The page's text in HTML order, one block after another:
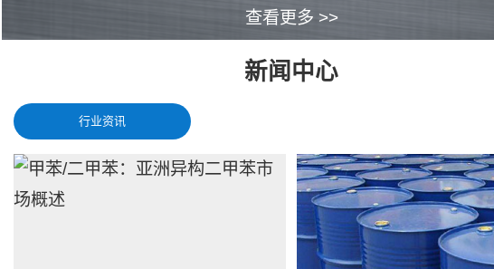
查看更多 >>
新闻中心
行业资讯